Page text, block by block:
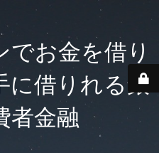
お金を借り
借りれる銀
者金融